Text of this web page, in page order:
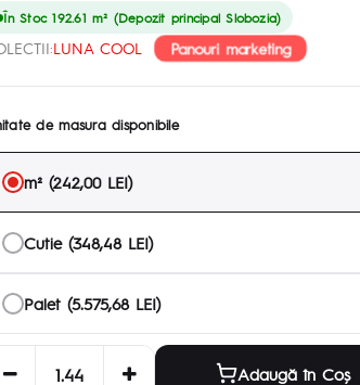
În Stoc 192.61 m² (Depozit principal Slobozia)
LUNA COOL Panouri marketing
de masura disponibile
m² (242,00 LEI)
Cutie (348,48 LEI)
Palet (5.575,68 LEI)
Adaugă în Coş